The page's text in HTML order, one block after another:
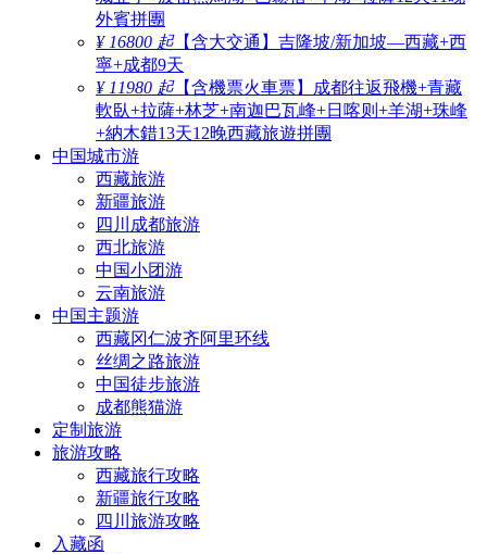
外賓拼團
¥ 16800 起【含大交通】吉隆坡/新加坡—西藏+西
寧+成都9天
¥ 11980 起【含機票火車票】成都往返飛機+青藏
軟臥+拉薩+林芝+南迦巴瓦峰+日喀则+羊湖+珠峰
+納木錯13天12晚西藏旅遊拼團
中国城市游
西藏旅游
新疆旅游
四川成都旅游
西北旅游
中国小团游
云南旅游
中国主题游
西藏冈仁波齐阿里环线
丝绸之路旅游
中国徒步旅游
成都熊猫游
定制旅游
旅游攻略
西藏旅行攻略
新疆旅行攻略
四川旅游攻略
入藏函